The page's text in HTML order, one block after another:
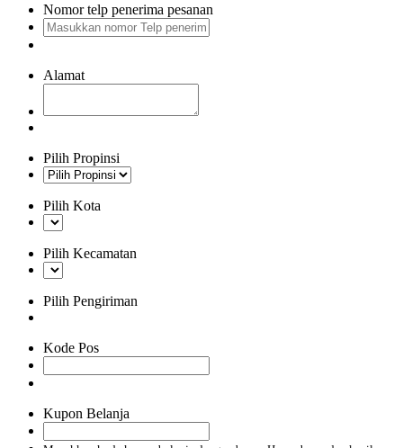
Nomor telp penerima pesanan
Alamat
Pilih Propinsi
Pilih Kota
Pilih Kecamatan
Pilih Pengiriman
Kode Pos
Kupon Belanja